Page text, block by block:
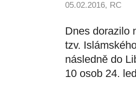
05.02.2016, RC
Dnes dorazilo
tzv.
následně do
10 osob 24.